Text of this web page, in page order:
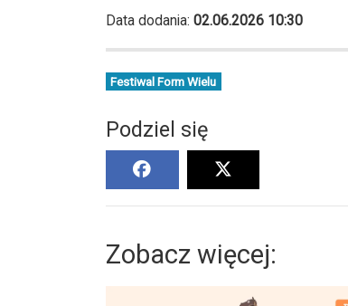
Data dodania: 02.06.2026 10:30
Festiwal Form Wielu
Podziel się
Zobacz więcej: